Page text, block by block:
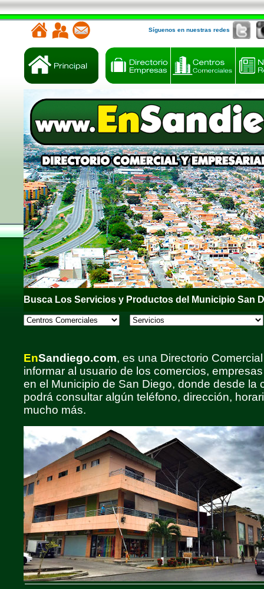
Síguenos en nuestras redes
Busca Los Servicios y Productos del Municipio San
EnSandiego.com, es una Directorio
informar al usuario de los comercios,
en el Municipio de San Diego, donde desde la
podrá consultar algún teléfono, dirección,
mucho más.